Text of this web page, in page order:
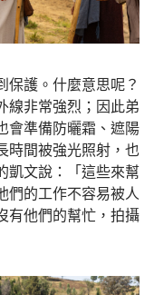
保護。什麼意思呢？
線非常強烈；因此弟
會準備防曬霜、遮陽
時間被強光照射，也
凱文說：「這些來幫
們的工作不容易被人
有他們的幫忙，拍攝